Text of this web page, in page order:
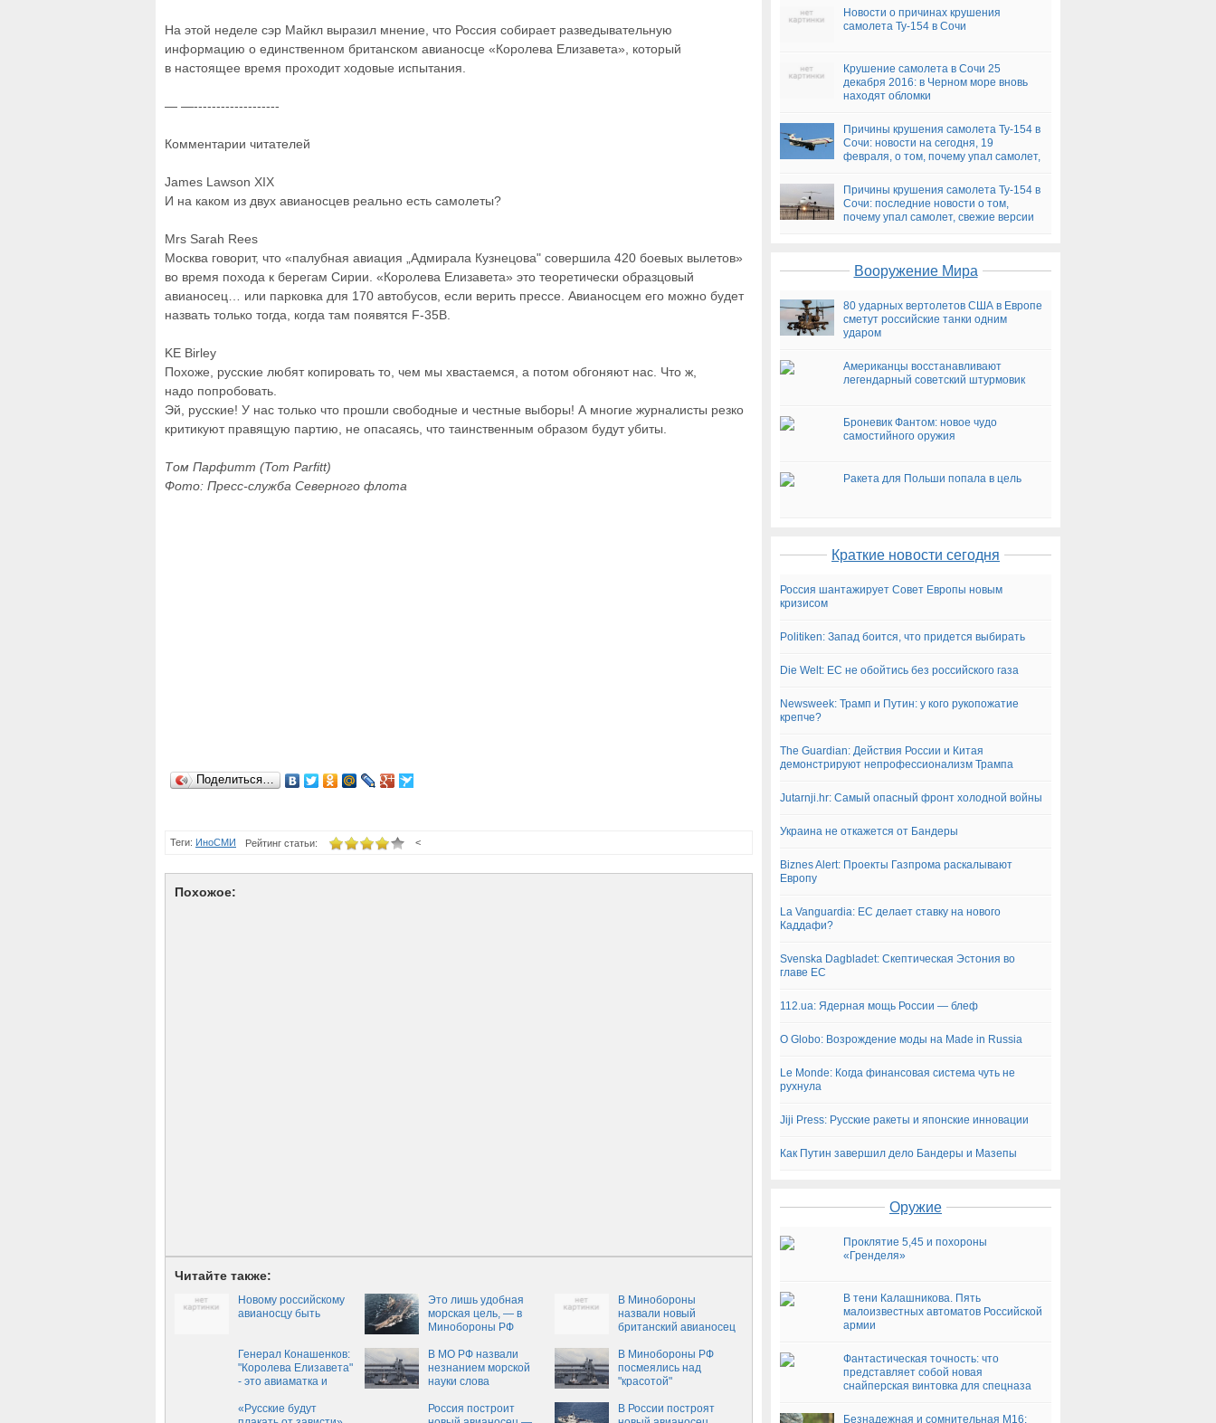
На этой неделе сэр Майкл выразил мнение, что Россия собирает разведывательную
информацию о единственном британском авианосце «Королева Елизавета», который
в настоящее время проходит ходовые испытания.
— —-------------------
Комментарии читателей
James Lawson XIX
И на каком из двух авианосцев реально есть самолеты?
Mrs Sarah Rees
Москва говорит, что «палубная авиация „Адмирала Кузнецова" совершила 420 боевых вылетов»
во время похода к берегам Сирии. «Королева Елизавета» это теоретически образцовый
авианосец… или парковка для 170 автобусов, если верить прессе. Авианосцем его можно будет
назвать только тогда, когда там появятся F-35В.
KE Birley
Похоже, русские любят копировать то, чем мы хвастаемся, а потом обгоняют нас. Что ж,
надо попробовать.
Эй, русские! У нас только что прошли свободные и честные выборы! А многие журналисты резко
критикуют правящую партию, не опасаясь, что таинственным образом будут убиты.
Том Парфитт (Tom Parfitt)
Фото: Пресс-служба Северного флота
Поделиться…
Теги: ИноСМИ <
Рейтинг статьи:
Похожое:
Читайте также:
Новому российскому
авианосцу быть
Это лишь удобная
морская цель, — в
Минобороны РФ
хвастливое заявление
Лондона о новом
авианосце
В Минобороны
назвали новый
британский авианосец
целью"
Генерал Конашенков:
"Королева Елизавета"
- это авиаматка и
В МО РФ назвали
незнанием морской
науки слова
об "Адмирале
В Минобороны РФ
посмеялись над
"красотой"
авианосца
«Русские будут
Россия построит
В России построят
Новости о причинах крушения
самолета Ту-154 в Сочи
Крушение самолета в Сочи 25
декабря 2016: в Черном море вновь
находят обломки
Причины крушения самолета Ту-154 в
Сочи: новости на сегодня, 19
февраля, о том, почему упал самолет,
Причины крушения самолета Ту-154 в
Сочи: последние новости о том,
почему упал самолет, свежие версии
Вооружение Мира
80 ударных вертолетов США в Европе
сметут российские танки одним
ударом
Американцы восстанавливают
легендарный советский штурмовик
Броневик Фантом: новое чудо
самостийного оружия
Ракета для Польши попала в цель
Краткие новости сегодня
Россия шантажирует Совет Европы новым
кризисом
Politiken: Запад боится, что придется выбирать
Die Welt: ЕС не обойтись без российского газа
Newsweek: Трамп и Путин: у кого рукопожатие
крепче?
The Guardian: Действия России и Китая
демонстрируют непрофессионализм Трампа
Jutarnji.hr: Самый опасный фронт холодной войны
Украина не откажется от Бандеры
Biznes Alert: Проекты Газпрома раскалывают
Европу
La Vanguardia: ЕС делает ставку на нового
Каддафи?
Svenska Dagbladet: Скептическая Эстония во
главе ЕС
112.ua: Ядерная мощь России — блеф
O Globo: Возрождение моды на Made in Russia
Le Monde: Когда финансовая система чуть не
рухнула
Jiji Press: Русские ракеты и японские инновации
Как Путин завершил дело Бандеры и Мазепы
Оружие
Проклятие 5,45 и похороны
«Гренделя»
В тени Калашникова. Пять
малоизвестных автоматов Российской
армии
Фантастическая точность: что
представляет собой новая
снайперская винтовка для спецназа
Безнадежная и сомнительная М16: